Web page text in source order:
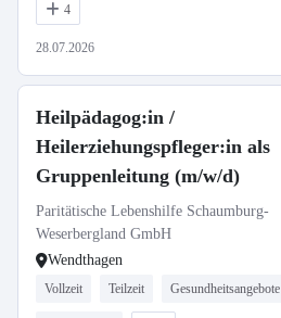
4
28.07.2026
Heilpädagog:in /
Heilerziehungspfleger:in als
Gruppenleitung (m/w/d)
Paritätische Lebenshilfe Schaumburg-
Weserbergland GmbH
Wendthagen
Vollzeit Teilzeit Gesundheitsangebote